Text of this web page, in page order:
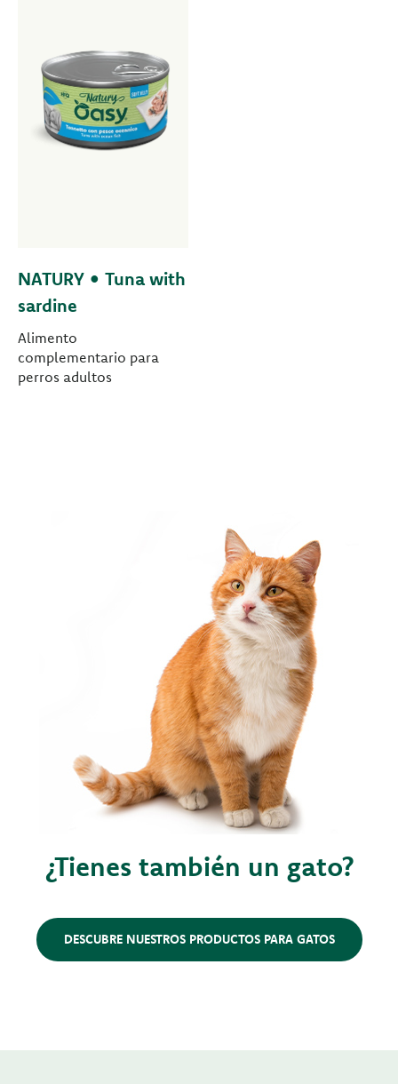
NATURY • Tuna with
sardine
Alimento
complementario para
perros adultos
¿Tienes también un gato?
DESCUBRE NUESTROS PRODUCTOS PARA GATOS